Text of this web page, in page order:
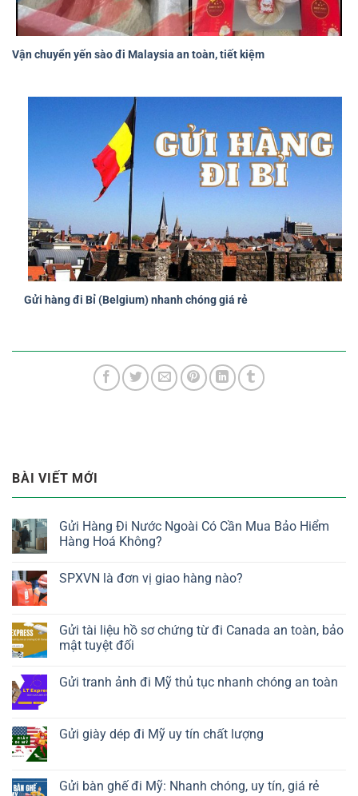
Vận chuyển yến sào đi Malaysia an toàn, tiết kiệm
Gửi hàng đi Bỉ (Belgium) nhanh chóng giá rẻ
BÀI VIẾT MỚI
Gửi Hàng Đi Nước Ngoài Có Cần Mua Bảo Hiểm
Hàng Hoá Không?
SPXVN là đơn vị giao hàng nào?
Gửi tài liệu hồ sơ chứng từ đi Canada an toàn, bảo
mật tuyệt đối
Gửi tranh ảnh đi Mỹ thủ tục nhanh chóng an toàn
Gửi giày dép đi Mỹ uy tín chất lượng
Gửi bàn ghế đi Mỹ: Nhanh chóng, uy tín, giá rẻ